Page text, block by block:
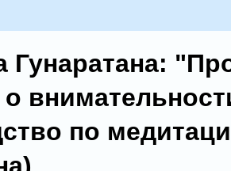
Гунаратана:
по